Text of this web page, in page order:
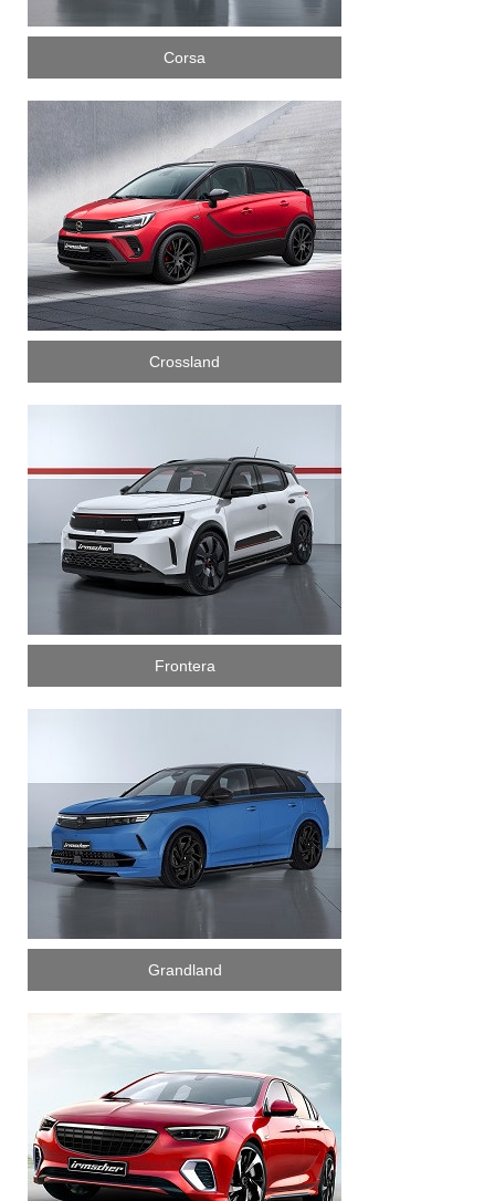
Corsa
Crossland
Frontera
Grandland